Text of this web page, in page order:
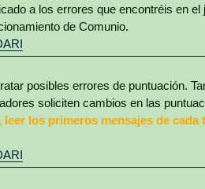
a los errores que encontréis en el
de Comunio.
posibles errores de puntuación.
soliciten cambios en las
leer los primeros mensajes de cada